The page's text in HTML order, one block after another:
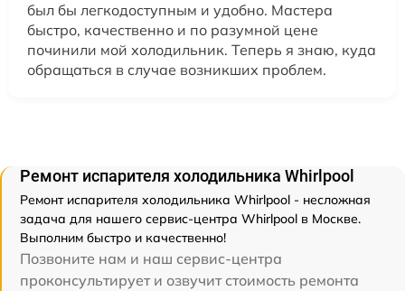
был бы легкодоступным и удобно. Мастера
быстро, качественно и по разумной цене
починили мой холодильник. Теперь я знаю, куда
обращаться в случае возникших проблем.
Ремонт испарителя холодильника Whirlpool
Ремонт испарителя холодильника Whirlpool - несложная
задача для нашего сервис-центра Whirlpool в Москве.
Выполним быстро и качественно!
Позвоните нам и наш сервис-центра
проконсультирует и озвучит стоимость ремонта